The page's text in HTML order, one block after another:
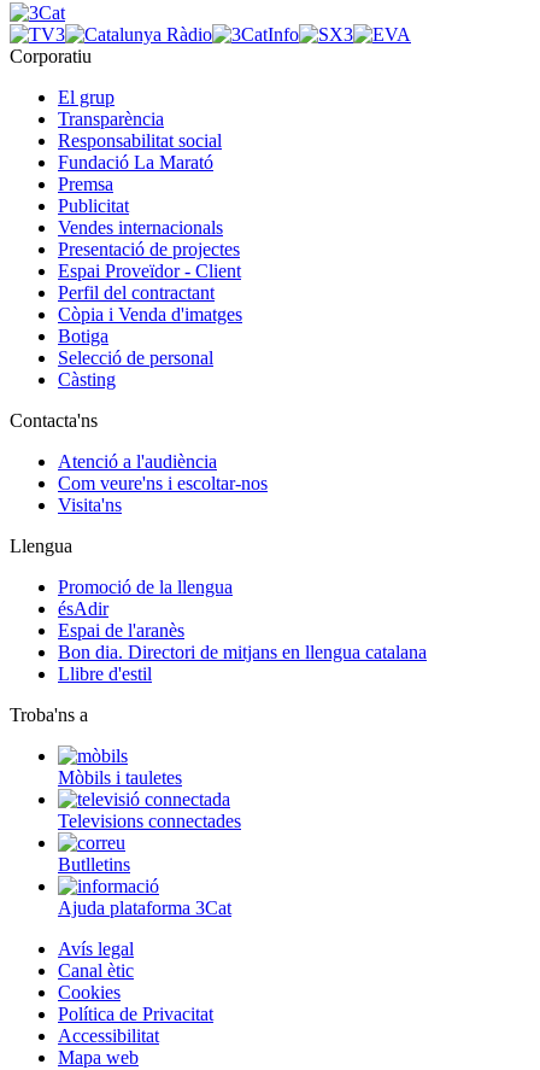
Corporatiu
El grup
Transparència
Responsabilitat social
Fundació La Marató
Premsa
Publicitat
Vendes internacionals
Presentació de projectes
Espai Proveïdor - Client
Perfil del contractant
Còpia i Venda d'imatges
Botiga
Selecció de personal
Càsting
Contacta'ns
Atenció a l'audiència
Com veure'ns i escoltar-nos
Visita'ns
Llengua
Promoció de la llengua
ésAdir
Espai de l'aranès
Bon dia. Directori de mitjans en llengua catalana
Llibre d'estil
Troba'ns a
Mòbils i tauletes
Televisions connectades
Butlletins
Ajuda plataforma 3Cat
Avís legal
Canal ètic
Cookies
Política de Privacitat
Accessibilitat
Mapa web